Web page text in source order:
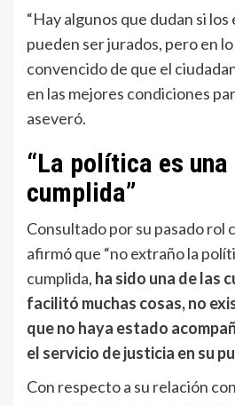
“Hay algunos que dudan si
pueden ser jurados, pero en
convencido de que el
en las mejores condiciones
aseveró.
“La política es una
cumplida”
Consultado por su pasado rol
afirmó que “no extraño la
cumplida, ha sido una de las
facilitó muchas cosas, no
que no haya estado
el servicio de justicia en su
Con respecto a su relación